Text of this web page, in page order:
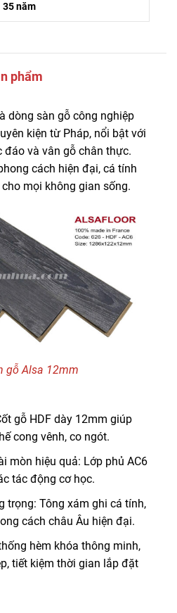
35 năm
phẩm
dòng sàn gỗ công nghiệp
kiện từ Pháp, nổi bật với
và vân gỗ chân thực.
cách hiện đại, cá tính
mọi không gian sống.
gỗ Alsa 12mm
gỗ HDF dày 12mm giúp
cong vênh, co ngót.
mòn hiệu quả: Lớp phủ AC6
tác động cơ học.
trọng: Tông xám ghi cá tính,
cách châu Âu hiện đại.
hèm khóa thông minh,
tiết kiệm thời gian lắp đặt